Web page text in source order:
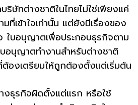
ริษัทต่างชาติในไทยไม่ใช่เพียงแค่
ที่เข้าใจเท่านั้น แต่ยังมีเรื่องของ
ใบอนุญาตเพื่อประกอบธุรกิจตาม
บอนุญาตทำงานสำหรับต่างชาติ
ต้องเตรียมให้ถูกต้องตั้งแต่เริ่มต้น
งธุรกิจผิดตั้งแต่แรก หรือใช้